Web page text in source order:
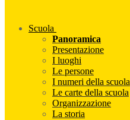
Scuola
Panoramica
Presentazione
I luoghi
Le persone
I numeri della scuola
Le carte della scuola
Organizzazione
La storia